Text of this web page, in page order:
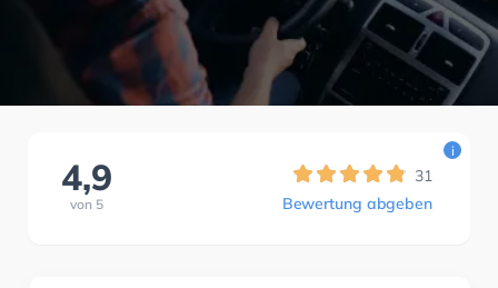
4,9
von 5
31
Bewertung abgeben
i